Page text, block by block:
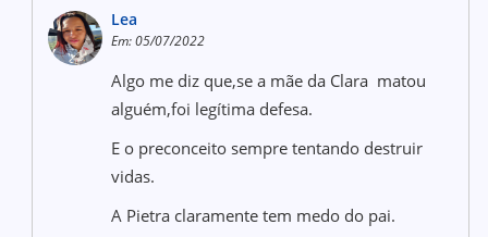
Lea
Em: 05/07/2022
Algo me diz que,se a mãe da Clara matou
alguém,foi legítima defesa.
E o preconceito sempre tentando destruir
vidas.
A Pietra claramente tem medo do pai.